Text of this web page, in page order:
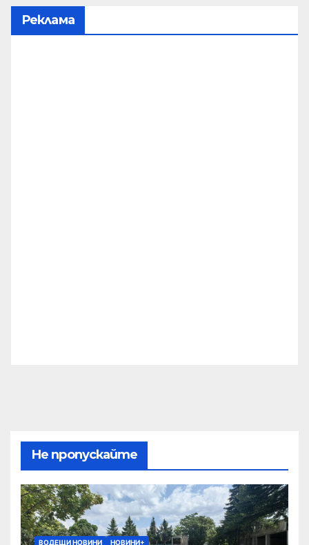
Реклама
Не пропускайте
ВОДЕЩИ НОВИНИ НОВИНИ+